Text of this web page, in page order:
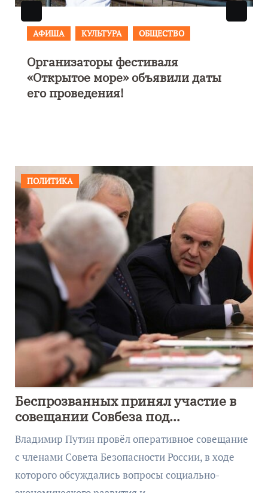
АФИША
В Калининграде пройдет
фестиваль искусств «Зимние
каникулы на Балтике»
ПОЛИТИКА
Беспрозванных принял участие в
совещании Совбеза под
руководством Путина
Владимир Путин провёл оперативное совещание
с членами Совета Безопасности России, в ходе
которого обсуждались вопросы социально-